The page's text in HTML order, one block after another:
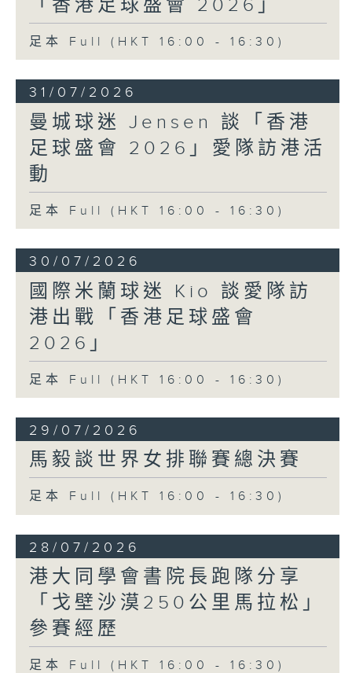
「香港足球盛會 2026」
足本 Full (HKT 16:00 - 16:30)
31/07/2026
曼城球迷 Jensen 談「香港
足球盛會 2026」愛隊訪港活
動
足本 Full (HKT 16:00 - 16:30)
30/07/2026
國際米蘭球迷 Kio 談愛隊訪
港出戰「香港足球盛會
2026」
足本 Full (HKT 16:00 - 16:30)
29/07/2026
馬毅談世界女排聯賽總決賽
足本 Full (HKT 16:00 - 16:30)
28/07/2026
港大同學會書院長跑隊分享
「戈壁沙漠250公里馬拉松」
參賽經歷
足本 Full (HKT 16:00 - 16:30)